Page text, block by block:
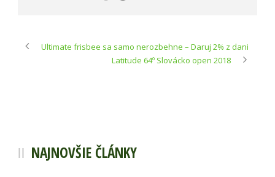
Ultimate frisbee sa samo nerozbehne – Daruj 2% z dani
Latitude 64º Slovácko open 2018
NAJNOVŠIE ČLÁNKY